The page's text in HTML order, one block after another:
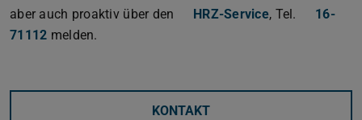
aber auch proaktiv über den
HRZ-Service, Tel.
16-
71112 melden.
KONTAKT